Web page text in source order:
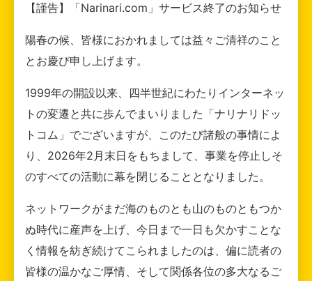
【謹告】「Narinari.com」サービス終了のお知らせ
陽春の候、皆様におかれましては益々ご清祥のこと
とお慶び申し上げます。
1999年の開設以来、四半世紀にわたりインターネッ
トの変遷と共に歩んでまいりました「ナリナリドッ
トコム」でございますが、このたび諸般の事情によ
り、2026年2月末日をもちまして、事業を停止しそ
のすべての活動に幕を閉じることとなりました。
ネットワークがまだ海のものとも山のものともつか
ぬ時代に産声を上げ、今日まで一日も欠かすことな
く情報を紡ぎ続けてこられましたのは、偏に読者の
皆様の温かなご厚情、そして関係各位の多大なるご